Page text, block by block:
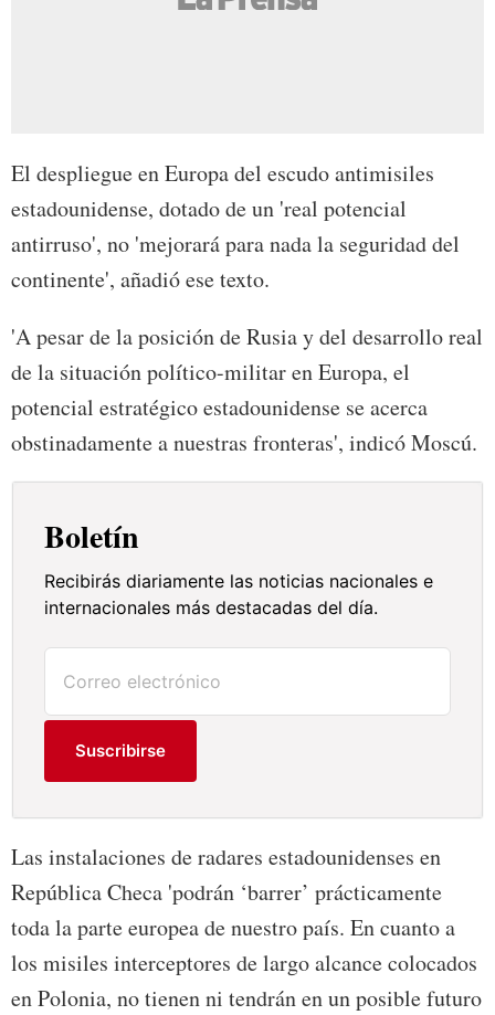
El despliegue en Europa del escudo antimisiles
estadounidense, dotado de un 'real potencial
antirruso', no 'mejorará para nada la seguridad del
continente', añadió ese texto.
'A pesar de la posición de Rusia y del desarrollo real
de la situación político-militar en Europa, el
potencial estratégico estadounidense se acerca
obstinadamente a nuestras fronteras', indicó Moscú.
Boletín
Recibirás diariamente las noticias nacionales e
internacionales más destacadas del día.
Suscribirse
Las instalaciones de radares estadounidenses en
República Checa 'podrán ‘barrer’ prácticamente
toda la parte europea de nuestro país. En cuanto a
los misiles interceptores de largo alcance colocados
en Polonia, no tienen ni tendrán en un posible futuro